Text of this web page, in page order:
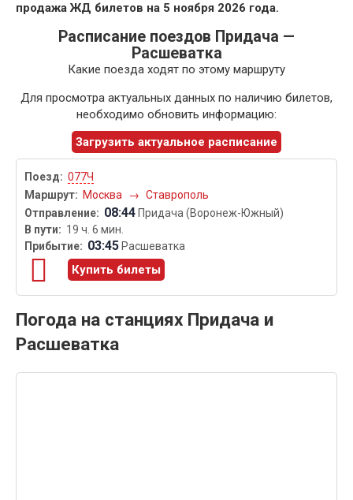
продажа ЖД билетов на 5 ноября 2026 года.
Расписание поездов Придача —
Расшеватка
Какие поезда ходят по этому маршруту
Для просмотра актуальных данных по наличию билетов,
необходимо обновить информацию:
Загрузить актуальное расписание
077Ч
Москва
→ Ставрополь
08:44 Придача (Воронеж-Южный)
19 ч. 6 мин.
03:45 Расшеватка
Купить билеты
Погода на станциях Придача и
Расшеватка